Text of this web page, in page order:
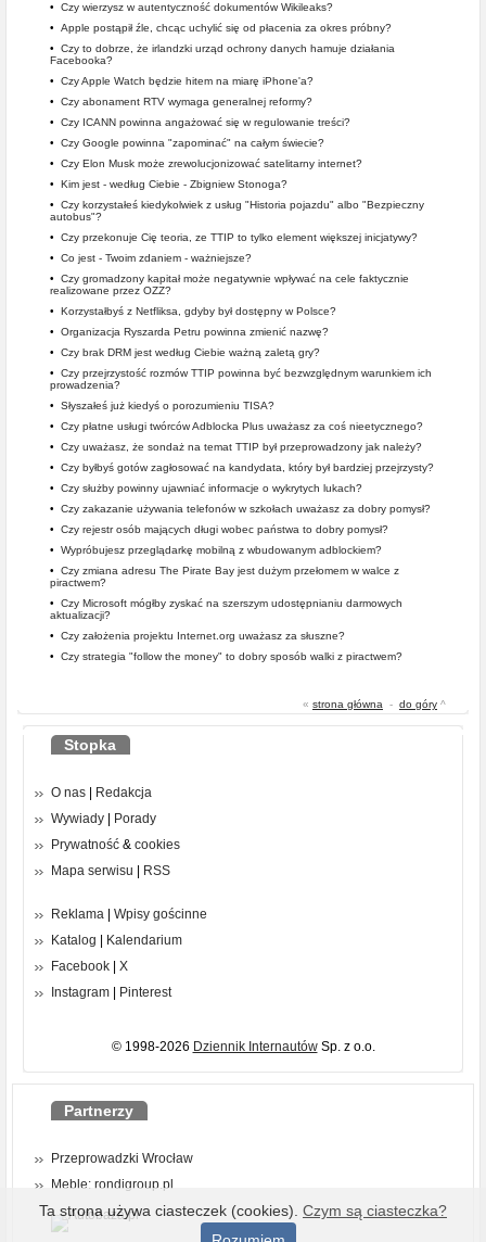
• Czy wierzysz w autentyczność dokumentów Wikileaks?
• Apple postąpił źle, chcąc uchylić się od płacenia za okres próbny?
• Czy to dobrze, że irlandzki urząd ochrony danych hamuje działania
Facebooka?
• Czy Apple Watch będzie hitem na miarę iPhone'a?
• Czy abonament RTV wymaga generalnej reformy?
• Czy ICANN powinna angażować się w regulowanie treści?
• Czy Google powinna "zapominać" na całym świecie?
• Czy Elon Musk może zrewolucjonizować satelitarny internet?
• Kim jest - według Ciebie - Zbigniew Stonoga?
• Czy korzystałeś kiedykolwiek z usług "Historia pojazdu" albo "Bezpieczny
autobus"?
• Czy przekonuje Cię teoria, ze TTIP to tylko element większej inicjatywy?
• Co jest - Twoim zdaniem - ważniejsze?
• Czy gromadzony kapitał może negatywnie wpływać na cele faktycznie
realizowane przez OZZ?
• Korzystałbyś z Netfliksa, gdyby był dostępny w Polsce?
• Organizacja Ryszarda Petru powinna zmienić nazwę?
• Czy brak DRM jest według Ciebie ważną zaletą gry?
• Czy przejrzystość rozmów TTIP powinna być bezwzględnym warunkiem ich
prowadzenia?
• Słyszałeś już kiedyś o porozumieniu TISA?
• Czy płatne usługi twórców Adblocka Plus uważasz za coś nieetycznego?
• Czy uważasz, że sondaż na temat TTIP był przeprowadzony jak należy?
• Czy byłbyś gotów zagłosować na kandydata, który był bardziej przejrzysty?
• Czy służby powinny ujawniać informacje o wykrytych lukach?
• Czy zakazanie używania telefonów w szkołach uważasz za dobry pomysł?
• Czy rejestr osób mających długi wobec państwa to dobry pomysł?
• Wypróbujesz przeglądarkę mobilną z wbudowanym adblockiem?
• Czy zmiana adresu The Pirate Bay jest dużym przełomem w walce z
piractwem?
• Czy Microsoft mógłby zyskać na szerszym udostępnianiu darmowych
aktualizacji?
• Czy założenia projektu Internet.org uważasz za słuszne?
• Czy strategia "follow the money" to dobry sposób walki z piractwem?
« strona główna - do góry ^
Stopka
O nas
Redakcja
Wywiady
Porady
Prywatność & cookies
Mapa serwisu
RSS
Reklama
Wpisy gościnne
Katalog
Kalendarium
Facebook
X
Instagram
Pinterest
© 1998-2026 Dziennik InternautówSp. z o.o.
Partnerzy
Przeprowadzki Wrocław
Meble: rondigroup.pl
Ta strona używa ciasteczek (cookies). Czym są ciasteczka?